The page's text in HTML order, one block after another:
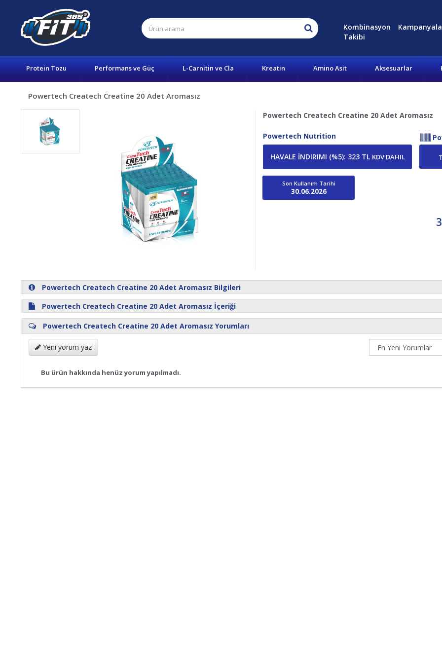
Kombinasyon
Takibi
Protein Tozu Performans ve Güç L-Carnitin ve Cla Kreatin Amino Asit Aksesuarlar
Powertech Createch Creatine 20 Adet Aromasız
Powertech Createch Creatine 20 Adet Aromasız
Powertech Nutrition
HAVALE İNDIRIMI (%5): 323 TL KDV DAHIL
Son Kullanım Tarihi
30.06.2026
Powertech Createch Creatine 20 Adet Aromasız Bilgileri
Powertech Createch Creatine 20 Adet Aromasız İçeriği
Powertech Createch Creatine 20 Adet Aromasız Yorumları
Yeni yorum yaz
Bu ürün hakkında henüz yorum yapılmadı.